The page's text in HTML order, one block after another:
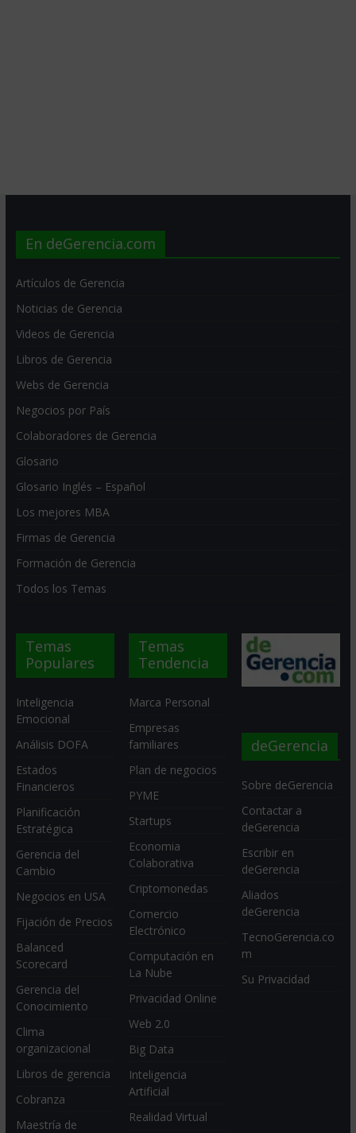
En deGerencia.com
Artículos de Gerencia
Noticias de Gerencia
Videos de Gerencia
Libros de Gerencia
Webs de Gerencia
Negocios por País
Colaboradores de Gerencia
Glosario
Glosario Inglés – Español
Los mejores MBA
Firmas de Gerencia
Formación de Gerencia
Todos los Temas
Temas
Populares
Inteligencia
Emocional
Análisis DOFA
Estados
Financieros
Planificación
Estratégica
Gerencia del
Cambio
Negocios en USA
Fijación de Precios
Balanced
Scorecard
Gerencia del
Conocimiento
Clima
organizacional
Libros de gerencia
Cobranza
Maestría de
Temas
Tendencia
Marca Personal
Empresas
familiares
Plan de negocios
PYME
Startups
Economia
Colaborativa
Criptomonedas
Comercio
Electrónico
Computación en
La Nube
Privacidad Online
Web 2.0
Big Data
Inteligencia
Artificial
Realidad Virtual
deGerencia
Sobre deGerencia
Contactar a
deGerencia
Escribir en
deGerencia
Aliados
deGerencia
TecnoGerencia.co
m
Su Privacidad